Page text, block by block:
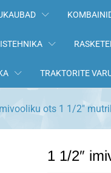
TRAKTORITE
ots 1 1/2″
1 1/2″